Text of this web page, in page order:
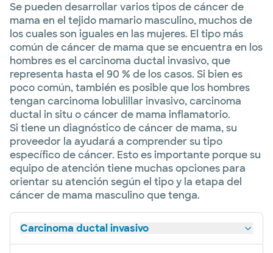
Se pueden desarrollar varios tipos de cáncer de
mama en el tejido mamario masculino, muchos de
los cuales son iguales en las mujeres. El tipo más
común de cáncer de mama que se encuentra en los
hombres es el carcinoma ductal invasivo, que
representa hasta el 90 % de los casos. Si bien es
poco común, también es posible que los hombres
tengan carcinoma lobulillar invasivo, carcinoma
ductal in situ o cáncer de mama inflamatorio.
Si tiene un diagnóstico de cáncer de mama, su
proveedor la ayudará a comprender su tipo
específico de cáncer. Esto es importante porque su
equipo de atención tiene muchas opciones para
orientar su atención según el tipo y la etapa del
cáncer de mama masculino que tenga.
Carcinoma ductal invasivo